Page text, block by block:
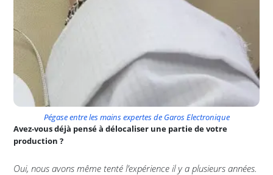
Pégase entre les mains expertes de Garos Electronique
Avez-vous déjà pensé à délocaliser une partie de votre
production ?
Oui, nous avons même tenté l’expérience il y a plusieurs années.